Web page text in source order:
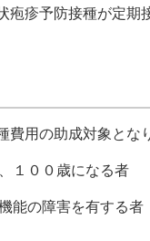
疱疹予防接種が定期
費用の助成対象とな
１００歳になる者
能の障害を有する